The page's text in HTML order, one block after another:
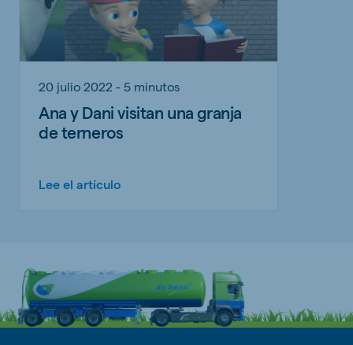
20 julio 2022 - 5 minutos
Ana y Dani visitan una granja
de terneros
Lee el artículo